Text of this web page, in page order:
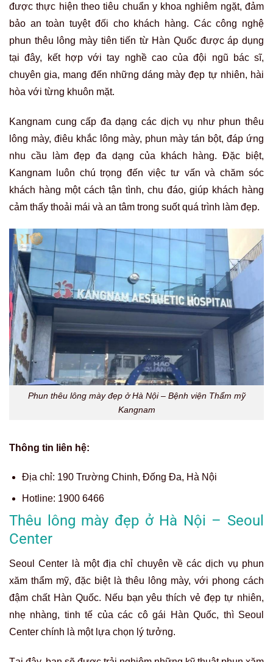
được thực hiện theo tiêu chuẩn y khoa nghiêm ngặt, đảm
bảo an toàn tuyệt đối cho khách hàng. Các công nghệ
phun thêu lông mày tiên tiến từ Hàn Quốc được áp dụng
tại đây, kết hợp với tay nghề cao của đội ngũ bác sĩ,
chuyên gia, mang đến những dáng mày đẹp tự nhiên, hài
hòa với từng khuôn mặt.
Kangnam cung cấp đa dạng các dịch vụ như phun thêu
lông mày, điêu khắc lông mày, phun mày tán bột, đáp ứng
nhu cầu làm đẹp đa dạng của khách hàng. Đặc biệt,
Kangnam luôn chú trọng đến việc tư vấn và chăm sóc
khách hàng một cách tận tình, chu đáo, giúp khách hàng
cảm thấy thoải mái và an tâm trong suốt quá trình làm đẹp.
Phun thêu lông mày đẹp ở Hà Nội – Bệnh viện Thẩm mỹ
Kangnam
Thông tin liên hệ:
Địa chỉ: 190 Trường Chinh, Đống Đa, Hà Nội
Hotline: 1900 6466
Thêu lông mày đẹp ở Hà Nội – Seoul
Center
Seoul Center là một địa chỉ chuyên về các dịch vụ phun
xăm thẩm mỹ, đặc biệt là thêu lông mày, với phong cách
đậm chất Hàn Quốc. Nếu bạn yêu thích vẻ đẹp tự nhiên,
nhẹ nhàng, tinh tế của các cô gái Hàn Quốc, thì Seoul
Center chính là một lựa chọn lý tưởng.